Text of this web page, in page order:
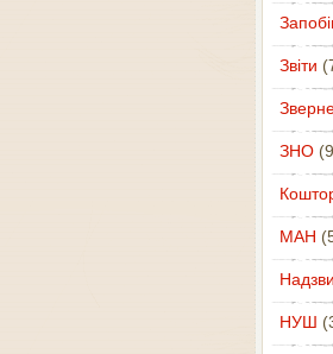
Звіти
ЗНО
МАН
НУШ